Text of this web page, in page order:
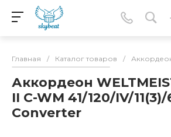
Главная / Каталог товаров /
Аккордеон
II C-WM 41/120/IV/
Converter